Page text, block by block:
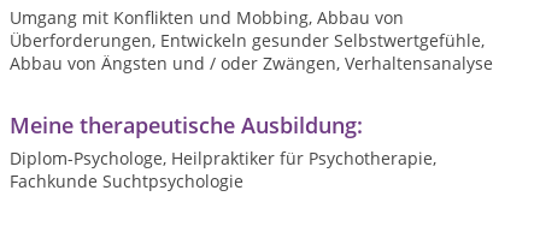
Umgang mit Konflikten und Mobbing, Abbau von
Überforderungen, Entwickeln gesunder Selbstwertgefühle,
Abbau von Ängsten und / oder Zwängen, Verhaltensanalyse
Meine therapeutische Ausbildung:
Diplom-Psychologe, Heilpraktiker für Psychotherapie,
Fachkunde Suchtpsychologie